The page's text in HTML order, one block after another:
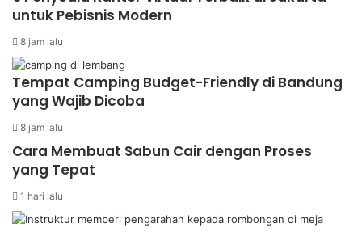
untuk Pebisnis Modern
8 jam lalu
Tempat Camping Budget-Friendly di Bandung
yang Wajib Dicoba
8 jam lalu
Cara Membuat Sabun Cair dengan Proses
yang Tepat
1 hari lalu